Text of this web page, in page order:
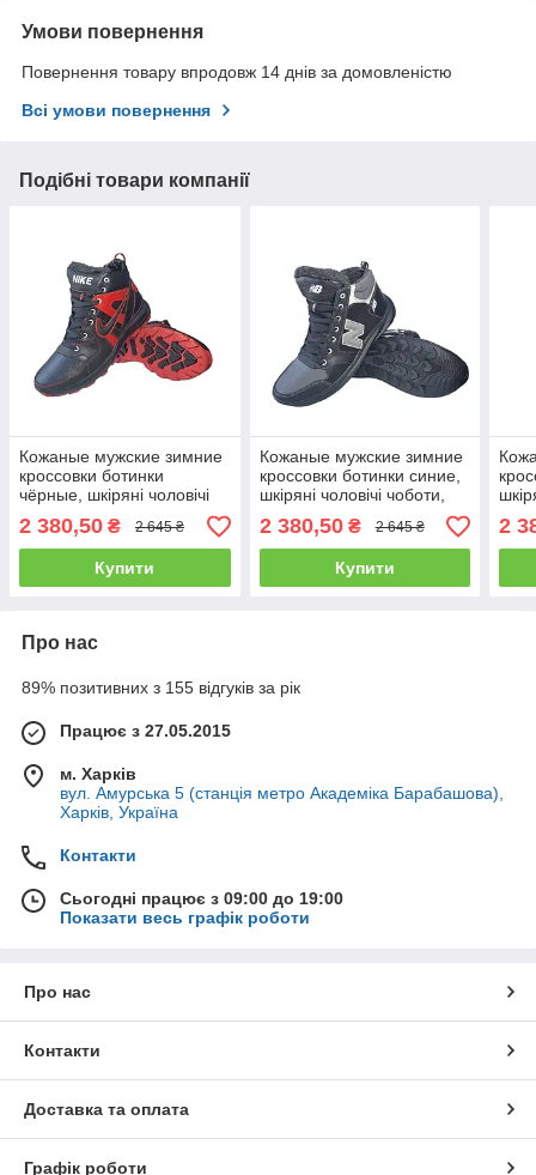
Умови повернення
Повернення товару впродовж 14 днів за домовленістю
Всі умови повернення
Подібні товари компанії
Кожаные мужские зимние
кроссовки ботинки
чёрные, шкіряні чоловічі
чоботи, спортивные
ботинки 39-46
2 380,50 ₴ 2 645 ₴
Купити
Кожаные мужские зимние
кроссовки ботинки синие,
шкіряні чоловічі чоботи,
спортивные ботинки 39-46
2 380,50₴ 2 645 ₴
Купити
2
Про нас
89% позитивних з 155 відгуків за рік
Працює з 27.05.2015
м. Харків
вул. Амурська 5 (станція метро Академіка Барабашова),
Харків, Україна
Контакти
Сьогодні працює з 09:00 до 19:00
Показати весь графік роботи
Про нас
Контакти
Доставка та оплата
Графік роботи